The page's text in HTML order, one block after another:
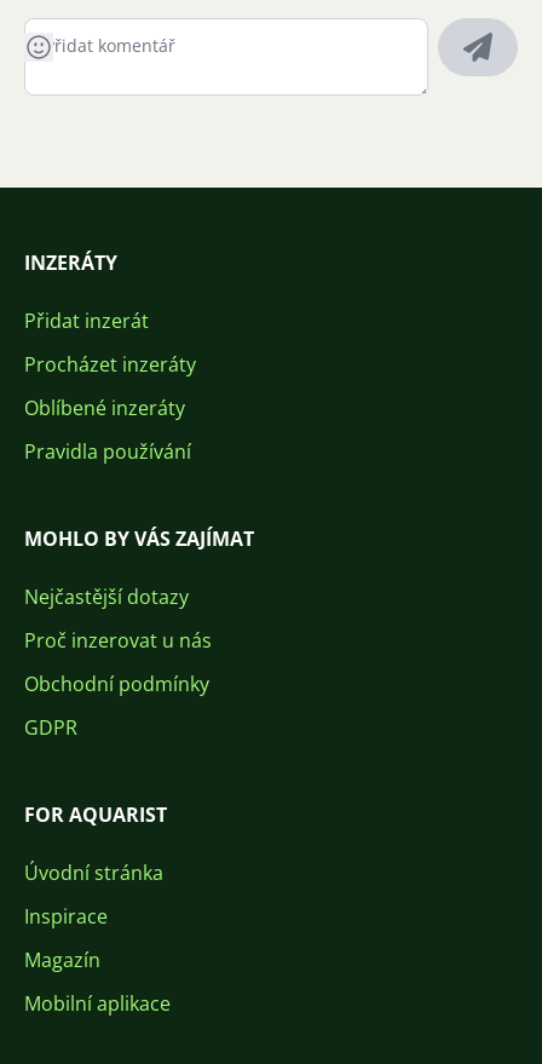
INZERÁTY
Přidat inzerát
Procházet inzeráty
Oblíbené inzeráty
Pravidla používání
MOHLO BY VÁS ZAJÍMAT
Nejčastější dotazy
Proč inzerovat u nás
Obchodní podmínky
GDPR
FOR AQUARIST
Úvodní stránka
Inspirace
Magazín
Mobilní aplikace